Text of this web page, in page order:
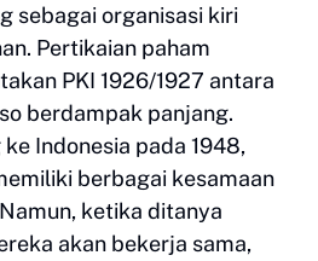
sebagai organisasi kiri
Pertikaian paham
PKI 1926/1927 antara
berdampak panjang.
Indonesia pada 1948,
berbagai kesamaan
ketika ditanya
akan bekerja sama,